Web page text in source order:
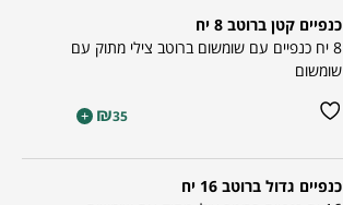
כנפיים קטן ברוטב 8 יח
8 יח כנפיים עם שומשום ברוטב צילי מתוק עם
שומשום
₪35
+
כנפיים גדול ברוטב 16 יח